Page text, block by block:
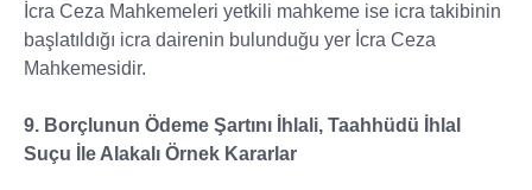
İcra Ceza Mahkemeleri yetkili mahkeme ise icra takibinin
başlatıldığı icra dairenin bulunduğu yer İcra Ceza
Mahkemesidir.
9. Borçlunun Ödeme Şartını İhlali, Taahhüdü İhlal
Suçu İle Alakalı Örnek Kararlar